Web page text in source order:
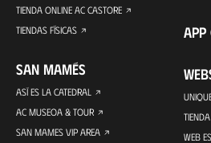
TIENDA ONLINE AC CASTORE
TIENDAS FÍSICAS
SAN MAMÉS
ASÍ ES LA CATEDRAL
AC MUSEOA & TOUR
SAN MAMES VIP AREA
APP
WEB